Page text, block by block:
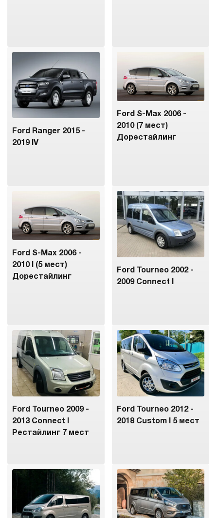
Ford Ranger 2015 -
2019 IV
Ford S-Max 2006 -
2010 (7 мест)
Дорестайлинг
Ford S-Max 2006 -
2010 I (5 мест)
Дорестайлинг
Ford Tourneo 2002 -
2009 Connect I
Ford Tourneo 2009 -
2013 Connect I
Рестайлинг 7 мест
Ford Tourneo 2012 -
2018 Custom I 5 мест